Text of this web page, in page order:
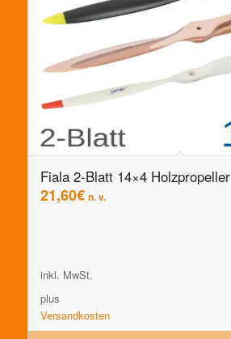
Fiala 2-Blatt 14×4 Holzpropeller
21,60€ n. v.
inkl. MwSt.
plus
Versandkosten